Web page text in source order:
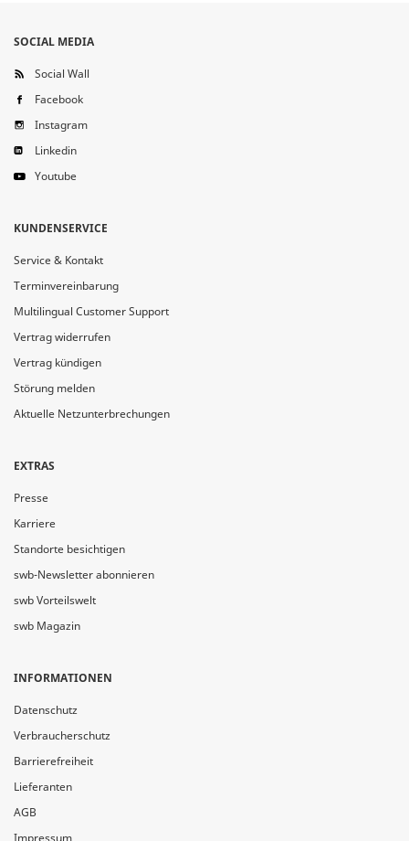
SOCIAL MEDIA
Social Wall
Facebook
Instagram
Linkedin
Youtube
KUNDENSERVICE
Service & Kontakt
Terminvereinbarung
Multilingual Customer Support
Vertrag widerrufen
Vertrag kündigen
Störung melden
Aktuelle Netzunterbrechungen
EXTRAS
Presse
Karriere
Standorte besichtigen
swb-Newsletter abonnieren
swb Vorteilswelt
swb Magazin
INFORMATIONEN
Datenschutz
Verbraucherschutz
Barrierefreiheit
Lieferanten
AGB
Impressum